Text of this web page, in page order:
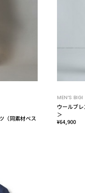
（同素材ベス
MEN’S BIGI
ウールブ
＞
¥64,900